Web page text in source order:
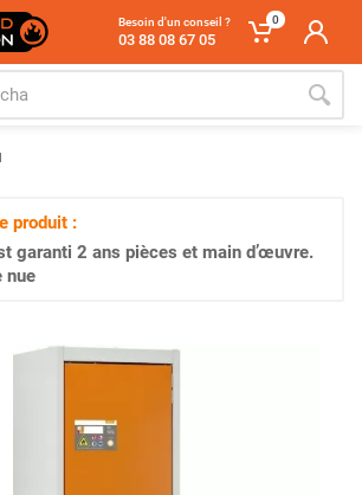
Besoin d'un conseil ?
03 88 08 67 05
0
produit :
garanti 2 ans pièces et main d’œuvre.
nue